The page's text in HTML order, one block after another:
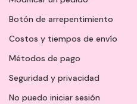
Botón de arrepentimiento
Costos y tiempos de envío
Métodos de pago
Seguridad y privacidad
No puedo iniciar sesión